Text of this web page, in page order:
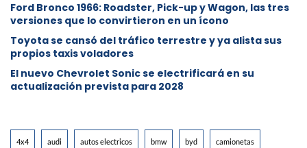
Ford Bronco 1966: Roadster, Pick-up y Wagon, las tres
versiones que lo convirtieron en un ícono
Toyota se cansó del tráfico terrestre y ya alista sus
propios taxis voladores
El nuevo Chevrolet Sonic se electrificará en su
actualización prevista para 2028
4x4 audi autos electricos bmw byd camionetas